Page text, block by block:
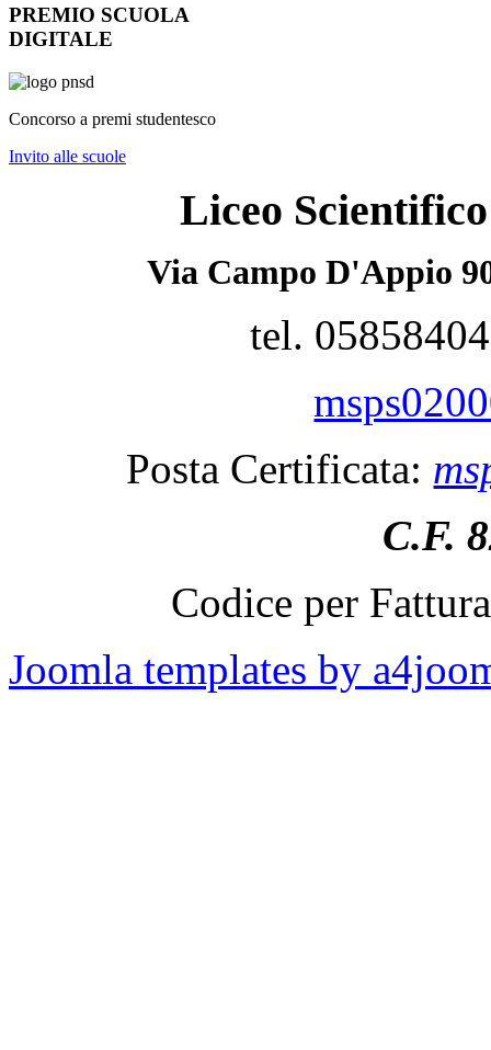
PREMIO SCUOLA
DIGITALE
Concorso a premi studentesco
Invito alle scuole
Liceo
Via Campo D'Appio
tel.
Posta Certificata:
C.F.
Codice per
Joomla templates by